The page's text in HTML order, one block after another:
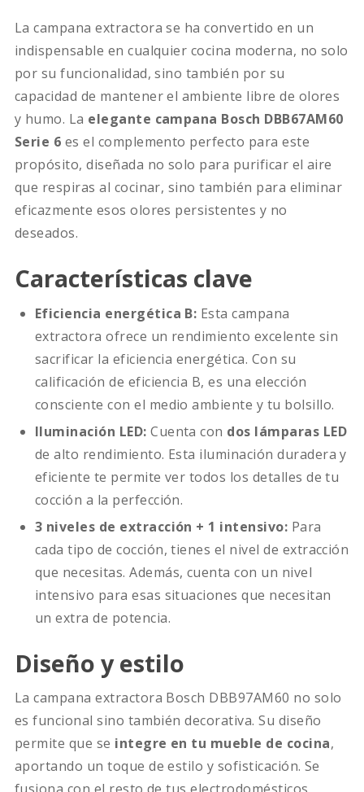
La campana extractora se ha convertido en un
indispensable en cualquier cocina moderna, no solo
por su funcionalidad, sino también por su
capacidad de mantener el ambiente libre de olores
y humo. La elegante campana Bosch DBB67AM60
Serie 6 es el complemento perfecto para este
propósito, diseñada no solo para purificar el aire
que respiras al cocinar, sino también para eliminar
eficazmente esos olores persistentes y no
deseados.
Características clave
Eficiencia energética B: Esta campana
extractora ofrece un rendimiento excelente sin
sacrificar la eficiencia energética. Con su
calificación de eficiencia B, es una elección
consciente con el medio ambiente y tu bolsillo.
Iluminación LED: Cuenta con dos lámparas LED
de alto rendimiento. Esta iluminación duradera y
eficiente te permite ver todos los detalles de tu
cocción a la perfección.
3 niveles de extracción + 1 intensivo: Para
cada tipo de cocción, tienes el nivel de extracción
que necesitas. Además, cuenta con un nivel
intensivo para esas situaciones que necesitan
un extra de potencia.
Diseño y estilo
La campana extractora Bosch DBB97AM60 no solo
es funcional sino también decorativa. Su diseño
permite que se integre en tu mueble de cocina,
aportando un toque de estilo y sofisticación. Se